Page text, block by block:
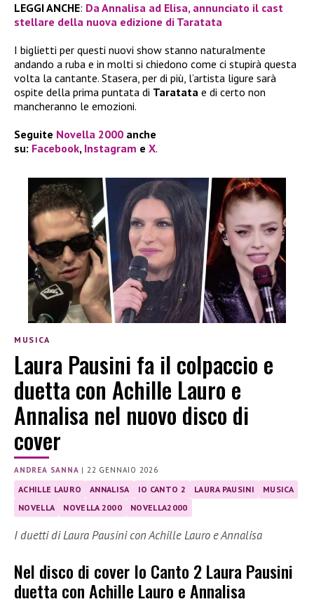
LEGGI ANCHE: Da Annalisa ad Elisa, annunciato il cast
stellare della nuova edizione di Taratata
I biglietti per questi nuovi show stanno naturalmente
andando a ruba e in molti si chiedono come ci stupirà questa
volta la cantante. Stasera, per di più, l’artista ligure sarà
ospite della prima puntata di Taratata e di certo non
mancheranno le emozioni.
Seguite Novella 2000 anche
su: Facebook, Instagram e X.
MUSICA
Laura Pausini fa il colpaccio e
duetta con Achille Lauro e
Annalisa nel nuovo disco di
cover
ANDREA SANNA | 22 GENNAIO 2026
ACHILLE LAURO ANNALISA IO CANTO 2 LAURA PAUSINI
MUSICA
NOVELLA
NOVELLA 2000 NOVELLA2000
I duetti di Laura Pausini con Achille Lauro e Annalisa
Nel disco di cover Io Canto 2 Laura Pausini
duetta con Achille Lauro e Annalisa